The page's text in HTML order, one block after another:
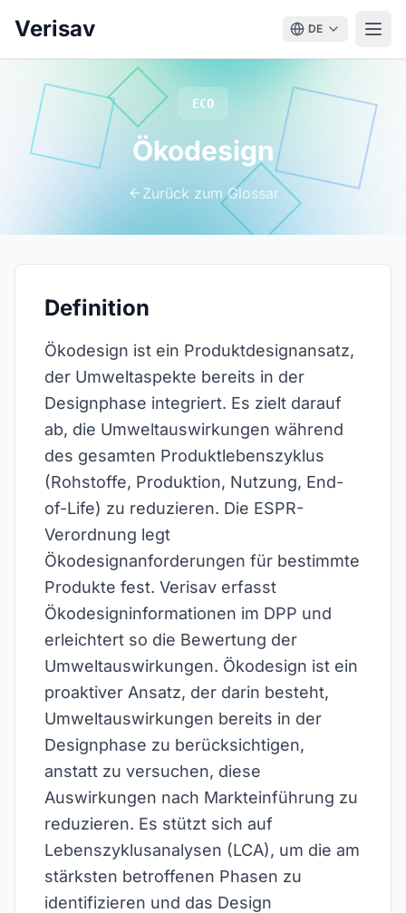
Verisav DE
ECO
Ökodesign
Zurück zum Glossar
Definition
Ökodesign ist ein Produktdesignansatz,
der Umweltaspekte bereits in der
Designphase integriert. Es zielt darauf
ab, die Umweltauswirkungen während
des gesamten Produktlebenszyklus
(Rohstoffe, Produktion, Nutzung, End-
of-Life) zu reduzieren. Die ESPR-
Verordnung legt
Ökodesignanforderungen für bestimmte
Produkte fest. Verisav erfasst
Ökodesigninformationen im DPP und
erleichtert so die Bewertung der
Umweltauswirkungen. Ökodesign ist ein
proaktiver Ansatz, der darin besteht,
Umweltauswirkungen bereits in der
Designphase zu berücksichtigen,
anstatt zu versuchen, diese
Auswirkungen nach Markteinführung zu
reduzieren. Es stützt sich auf
Lebenszyklusanalysen (LCA), um die am
stärksten betroffenen Phasen zu
identifizieren und das Design